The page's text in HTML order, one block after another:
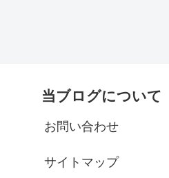
当ブログについて
お問い合わせ
サイトマップ